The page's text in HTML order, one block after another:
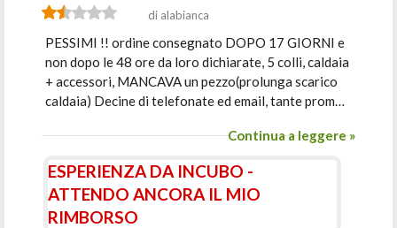
di alabianca
PESSIMI !! ordine consegnato DOPO 17 GIORNI e
non dopo le 48 ore da loro dichiarate, 5 colli, caldaia
+ accessori, MANCAVA un pezzo(prolunga scarico
caldaia) Decine di telefonate ed email, tante prom…
Continua a leggere »
ESPERIENZA DA INCUBO -
ATTENDO ANCORA IL MIO
RIMBORSO